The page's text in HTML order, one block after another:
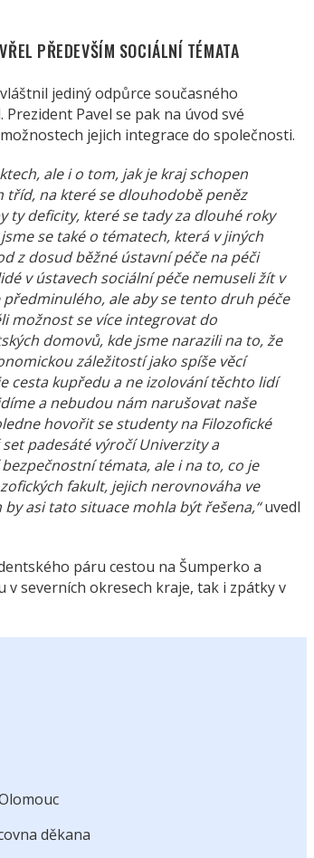
PŘEDEVŠÍM SOCIÁLNÍ TÉMATA
jediný odpůrce současného
Pavel se pak na úvod své
jejich integrace do společnosti.
ale i o tom, jak je kraj schopen
na které se dlouhodobě peněz
ty deficity, které se tady za dlouhé roky
se také o tématech, která v jiných
z dosud běžné ústavní péče na péči
v ústavech sociální péče nemuseli žít v
ale aby se tento druh péče
možnost se více integrovat do
domovů, kde jsme narazili na to, že
záležitostí jako spíše věcí
cesta kupředu a ne izolování těchto lidí
a nebudou nám narušovat naše
hovořit se studenty na Filozofické
padesáté výročí Univerzity a
témata, ale i na to, co je
fakult, jejich nerovnováha ve
asi tato situace mohla být řešena,“uvedl
páru cestou na Šumperko a
severních okresech kraje, tak i zpátky v
děkana